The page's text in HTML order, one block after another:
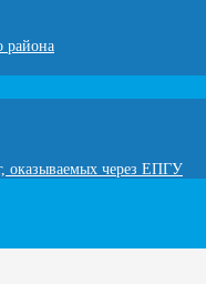
района
оказываемых через ЕПГУ